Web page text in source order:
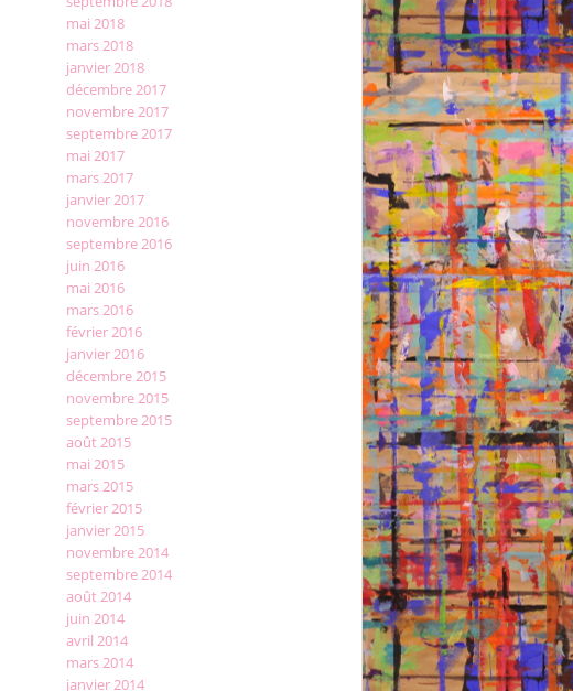
mai 2018
mars 2018
janvier 2018
décembre 2017
novembre 2017
septembre 2017
mai 2017
mars 2017
janvier 2017
novembre 2016
septembre 2016
juin 2016
mai 2016
mars 2016
février 2016
janvier 2016
décembre 2015
novembre 2015
septembre 2015
août 2015
mai 2015
mars 2015
février 2015
janvier 2015
novembre 2014
septembre 2014
août 2014
juin 2014
avril 2014
mars 2014
janvier 2014